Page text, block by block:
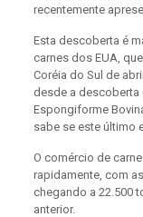
recentemente
Esta descoberta é
carnes dos EUA,
Coréia do Sul de
desde a
Espongiforme
sabe se este último
O comércio de
rapidamente, com
chegando a 22.500
anterior.